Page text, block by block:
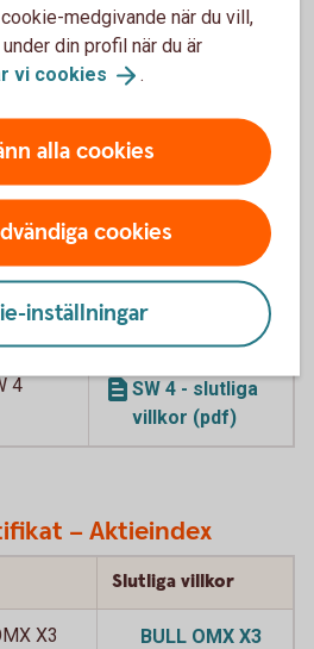
BULL VOLVO X8
SW - slutliga
villkor (pdf)
2
BULL VOLVO X8
SW 2 - slutliga
villkor (pdf)
3
BULL VOLVO X8
SW 3 - slutliga
villkor (pdf)
4
SW 4 - slutliga
villkor (pdf)
– Aktieindex
Slutliga villkor
X3
BULL OMX X3
medgivande när du vill,
din profil när du är
vi cookies .
alla cookies
cookies
inställningar